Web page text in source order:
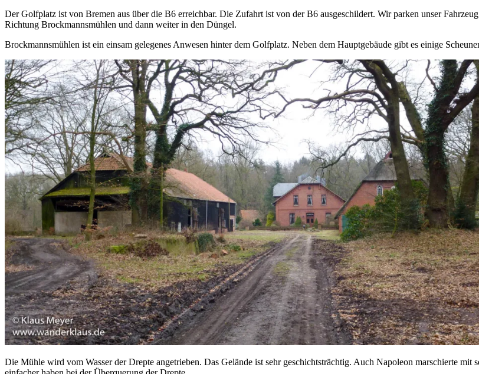
Der Golfplatz ist von Bremen aus über die B6 erreichbar. Die Zufahrt ist von der B6 ausgeschildert. Wir parken unser
Richtung Brockmannsmühlen und dann weiter in den Düngel.
Brockmannsmühlen ist ein einsam gelegenes Anwesen hinter dem Golfplatz. Neben dem Hauptgebäude gibt es einige
Die Mühle wird vom Wasser der Drepte angetrieben. Das Gelände ist sehr geschichtsträchtig. Auch Napoleon marschierte